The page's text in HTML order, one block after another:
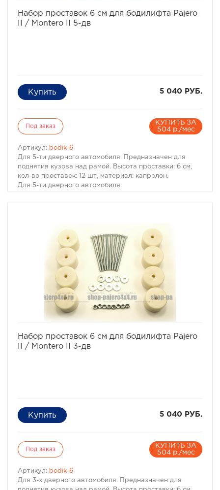
Набор проставок 6 см для бодилифта Pajero
II / Montero II 5-дв
5 040 РУБ.
Под заказ
КУПИТЬ ЗА
504 р./мес
Артикул: bodik-6
Для 5-ти дверного автомобиля. Предназначен для
поднятия кузова над рамой. Высота проставки: 6 см,
кол-во проставок: 12 шт, материал: капролон.
Для 5-ти дверного автомобиля.
условиях офф-роуд.
В комплект проставок для бодилифта Pajero II /
Montero II входят сами проставки, а также болты, гайки
и шайбы для крепления.
Характеристики Комплекта проставок для бодилифта
Pajero II / Montero II:
· Высота проставки: 6 см
· Кол-во проставок: 12 шт
· Материал: капролон
Комплект проставок для бодилифта Pajero II / Montero
Набор проставок 6 см для бодилифта Pajero
II / Montero II 3-дв
5 040 РУБ.
Под заказ
КУПИТЬ ЗА
504 р./мес
Артикул: bodik-6
Для 3-х дверного автомобиля. Предназначен для